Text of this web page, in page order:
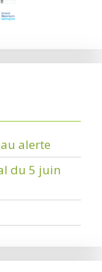
alerte
du 5 juin